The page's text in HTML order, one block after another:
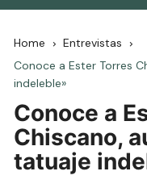
Home
Entrevistas
Conoce a Ester Torres
indeleble»
Conoce a
Chiscano,
tatuaje